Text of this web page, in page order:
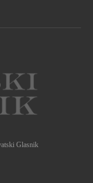
Glasnik